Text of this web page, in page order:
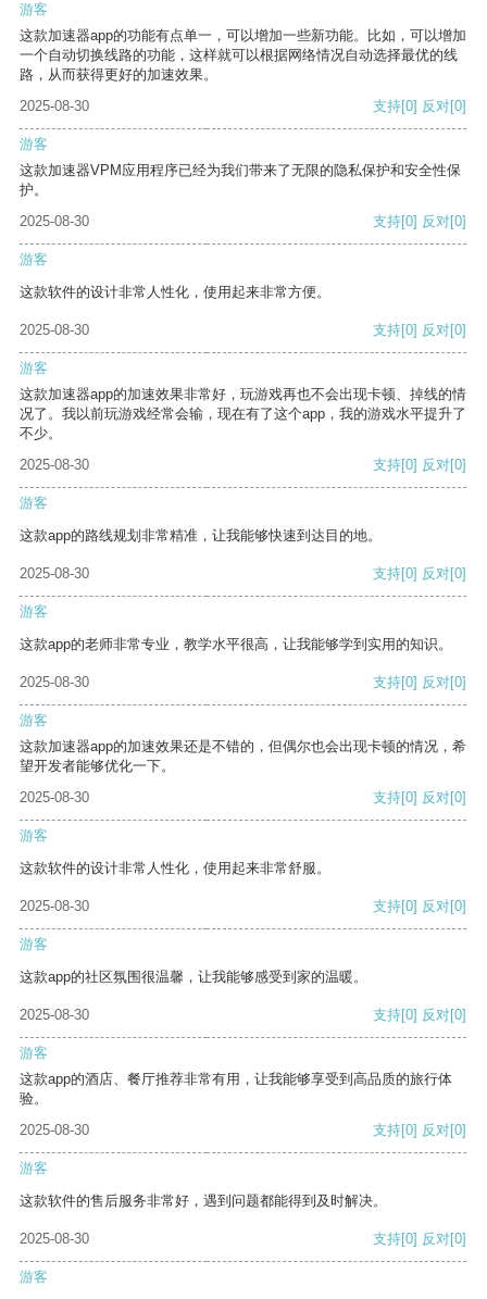
游客
这款加速器app的功能有点单一，可以增加一些新功能。比如，可以增加
一个自动切换线路的功能，这样就可以根据网络情况自动选择最优的线
路，从而获得更好的加速效果。
2025-08-30
支持[0] 反对[0]
游客
这款加速器VPM应用程序已经为我们带来了无限的隐私保护和安全性保
护。
2025-08-30
支持[0] 反对[0]
游客
这款软件的设计非常人性化，使用起来非常方便。
2025-08-30 支持[0] 反对[0]
游客
这款加速器app的加速效果非常好，玩游戏再也不会出现卡顿、掉线的情
况了。我以前玩游戏经常会输，现在有了这个app，我的游戏水平提升了
不少。
2025-08-30
支持[0] 反对[0]
游客
这款app的路线规划非常精准，让我能够快速到达目的地。
2025-08-30 支持[0] 反对[0]
游客
这款app的老师非常专业，教学水平很高，让我能够学到实用的知识。
2025-08-30 支持[0] 反对[0]
游客
这款加速器app的加速效果还是不错的，但偶尔也会出现卡顿的情况，希
望开发者能够优化一下。
2025-08-30
支持[0] 反对[0]
游客
这款软件的设计非常人性化，使用起来非常舒服。
2025-08-30 支持[0] 反对[0]
游客
这款app的社区氛围很温馨，让我能够感受到家的温暖。
2025-08-30 支持[0] 反对[0]
游客
这款app的酒店、餐厅推荐非常有用，让我能够享受到高品质的旅行体
验。
2025-08-30
支持[0] 反对[0]
游客
这款软件的售后服务非常好，遇到问题都能得到及时解决。
2025-08-30 支持[0] 反对[0]
游客